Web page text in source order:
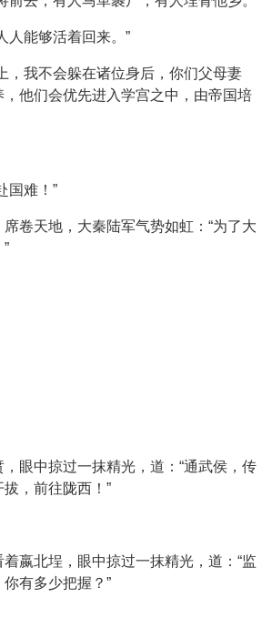
人能够活着回来。”
，我不会躲在诸位身后，你们父母妻
，他们会优先进入学宫之中，由帝国培
国难！”
卷天地，大秦陆军气势如虹：“为了大
眼中掠过一抹精光，道：“通武侯，传
，前往陇西！”
嬴北埕，眼中掠过一抹精光，道：“监
有多少把握？”